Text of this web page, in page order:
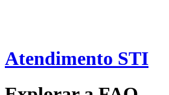
Atendimento STI